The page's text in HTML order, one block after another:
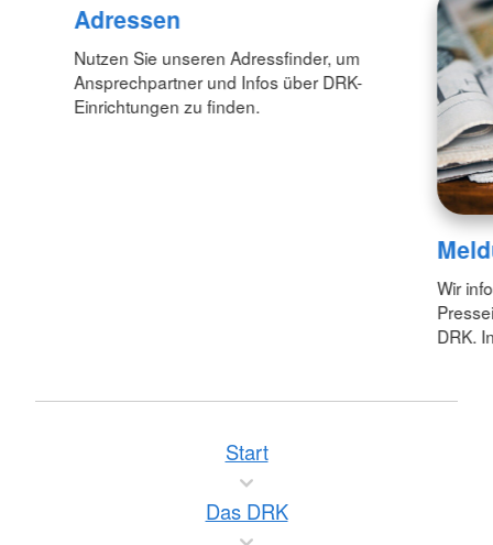
Adressen
Nutzen Sie unseren Adressfinder, um
Ansprechpartner und Infos über DRK-
Einrichtungen zu finden.
Wir
DRK.
Start
Das DRK